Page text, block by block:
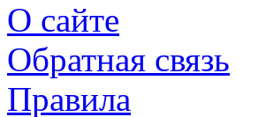
О сайте
Обратная связь
Правила